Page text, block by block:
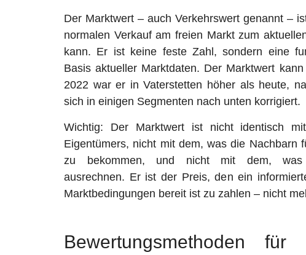
Der Marktwert – auch Verkehrswert genannt –
normalen Verkauf am freien Markt zum
kann. Er ist keine feste Zahl, sondern eine
Basis aktueller Marktdaten. Der Marktwert
2022 war er in Vaterstetten höher als heute,
sich in einigen Segmenten nach unten korrigiert.
Wichtig: Der Marktwert ist nicht identisch
Eigentümers, nicht mit dem, was die Nachbarn
zu bekommen, und nicht mit dem, was
ausrechnen. Er ist der Preis, den ein
Marktbedingungen bereit ist zu zahlen – nicht
Bewertungsmethoden